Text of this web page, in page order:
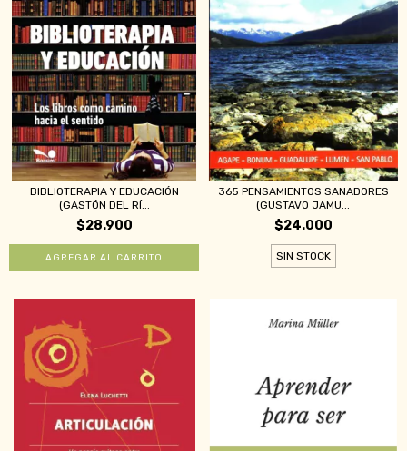
BIBLIOTERAPIA Y EDUCACIÓN
(GASTÓN DEL RÍ...
$28.900
365 PENSAMIENTOS SANADORES
(GUSTAVO JAMU...
$24.000
SIN STOCK